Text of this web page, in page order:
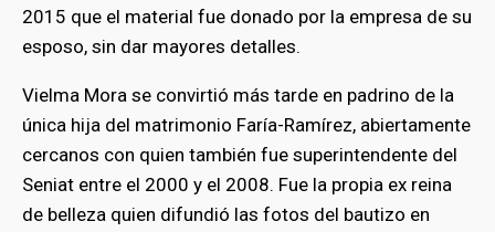
2015 que el material fue donado por la empresa de su
esposo, sin dar mayores detalles.
Vielma Mora se convirtió más tarde en padrino de la
única hija del matrimonio Faría-Ramírez, abiertamente
cercanos con quien también fue superintendente del
Seniat entre el 2000 y el 2008. Fue la propia ex reina
de belleza quien difundió las fotos del bautizo en